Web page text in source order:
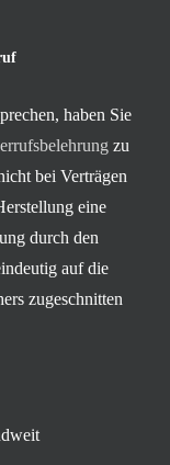
haben Sie
zu
bei Verträgen
eine
durch den
auf die
zugeschnitten